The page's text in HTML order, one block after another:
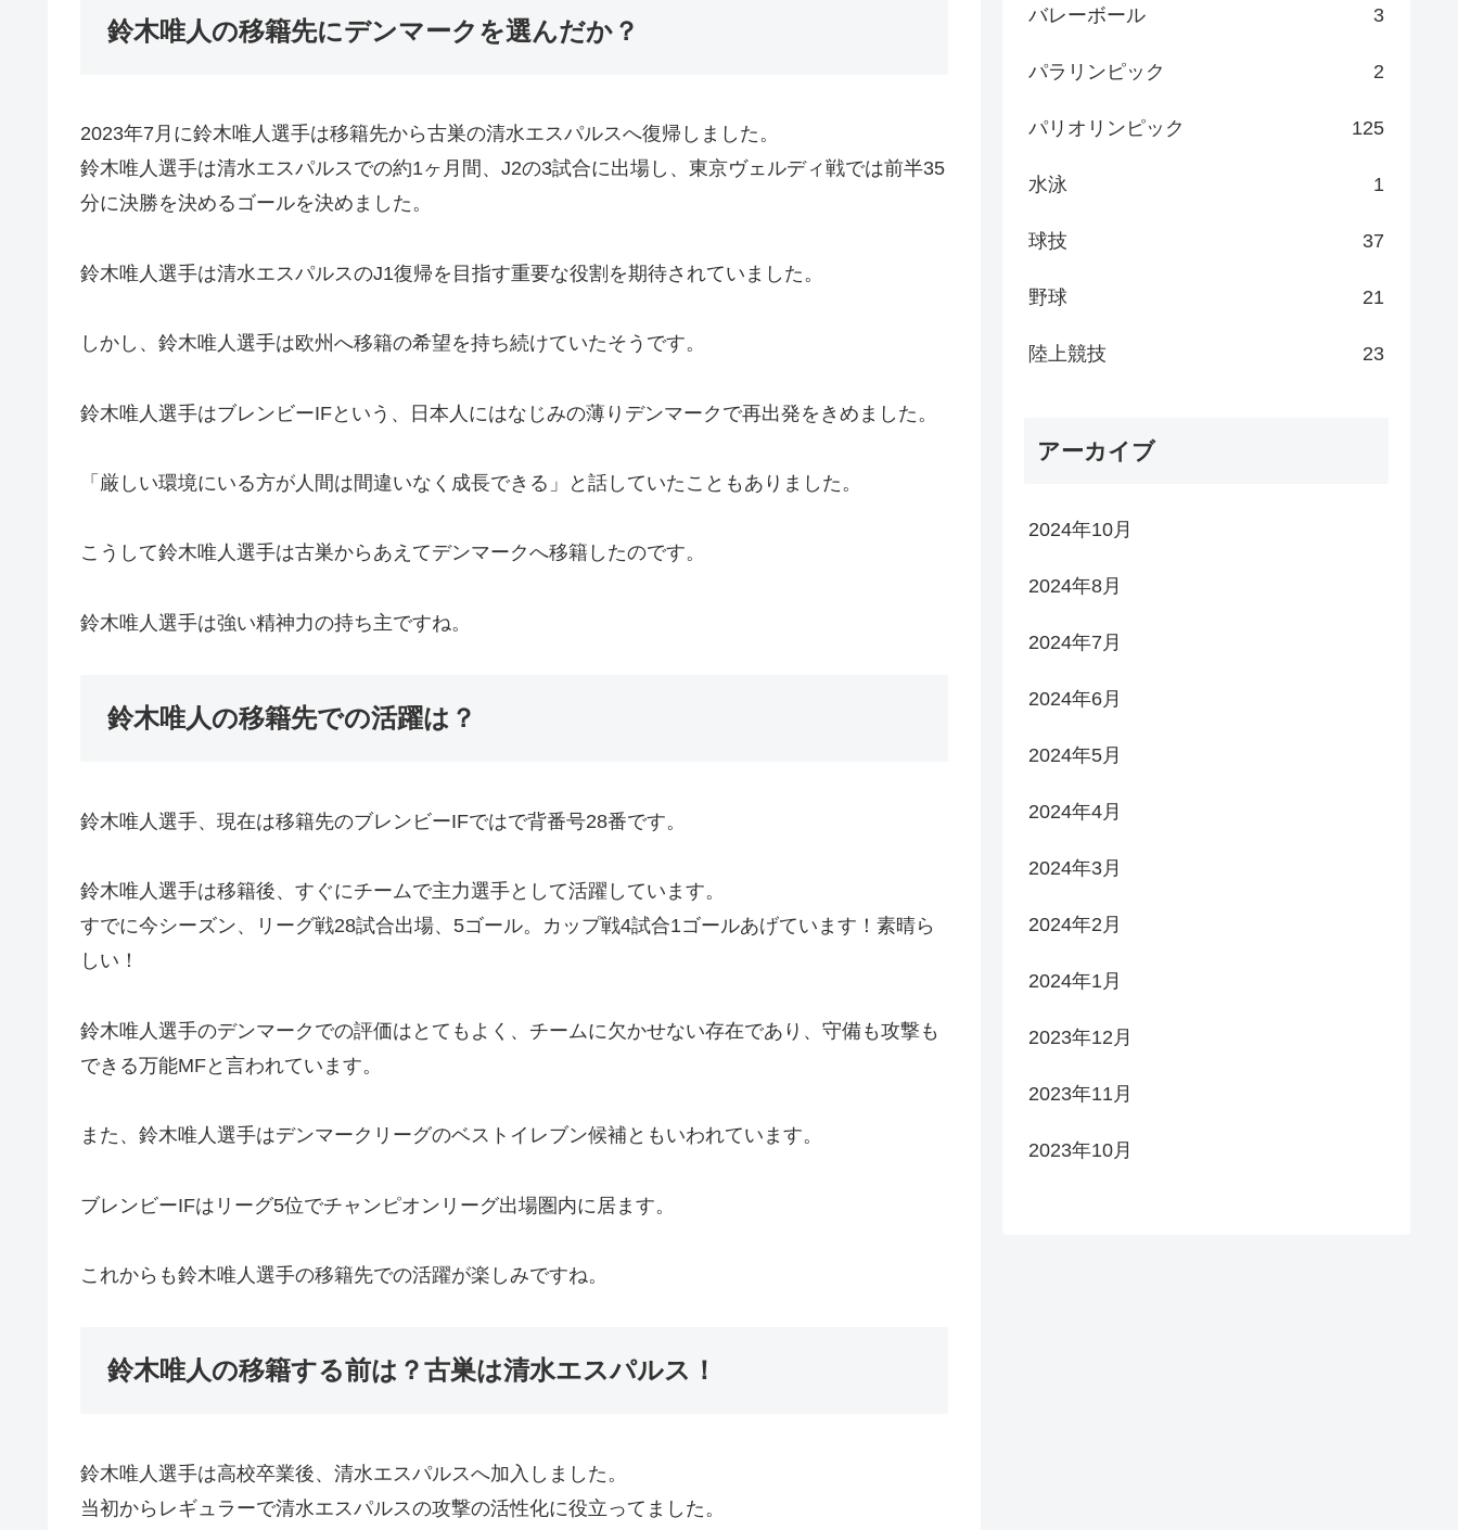
鈴木唯人の移籍先にデンマークを選んだか？
2023年7月に鈴木唯人選手は移籍先から古巣の清水エスパルスへ復帰しました。
鈴木唯人選手は清水エスパルスでの約1ヶ月間、J2の3試合に出場し、東京ヴェルディ戦では前半35
分に決勝を決めるゴールを決めました。
鈴木唯人選手は清水エスパルスのJ1復帰を目指す重要な役割を期待されていました。
しかし、鈴木唯人選手は欧州へ移籍の希望を持ち続けていたそうです。
鈴木唯人選手はブレンビーIFという、日本人にはなじみの薄りデンマークで再出発をきめました。
「厳しい環境にいる方が人間は間違いなく成長できる」と話していたこともありました。
こうして鈴木唯人選手は古巣からあえてデンマークへ移籍したのです。
鈴木唯人選手は強い精神力の持ち主ですね。
鈴木唯人の移籍先での活躍は？
鈴木唯人選手、現在は移籍先のブレンビーIFではで背番号28番です。
鈴木唯人選手は移籍後、すぐにチームで主力選手として活躍しています。
すでに今シーズン、リーグ戦28試合出場、5ゴール。カップ戦4試合1ゴールあげています！素晴ら
しい！
鈴木唯人選手のデンマークでの評価はとてもよく、チームに欠かせない存在であり、守備も攻撃も
できる万能MFと言われています。
また、鈴木唯人選手はデンマークリーグのベストイレブン候補ともいわれています。
ブレンビーIFはリーグ5位でチャンピオンリーグ出場圏内に居ます。
これからも鈴木唯人選手の移籍先での活躍が楽しみですね。
鈴木唯人の移籍する前は？古巣は清水エスパルス！
鈴木唯人選手は高校卒業後、清水エスパルスへ加入しました。
当初からレギュラーで清水エスパルスの攻撃の活性化に役立ってました。
バレーボール 3
パラリンピック 2
パリオリンピック 125
水泳 1
球技 37
野球 21
陸上競技 23
アーカイブ
2024年10月
2024年8月
2024年7月
2024年6月
2024年5月
2024年4月
2024年3月
2024年2月
2024年1月
2023年12月
2023年11月
2023年10月